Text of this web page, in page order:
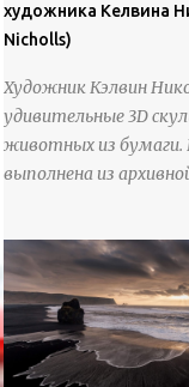
художника Келвина
Nicholls)
Художник Кэлвин
удивительные 3D
животных из
выполнена из
выцветание. Николлс
крошечные
закрепления
используя ножи и
текстурирования,